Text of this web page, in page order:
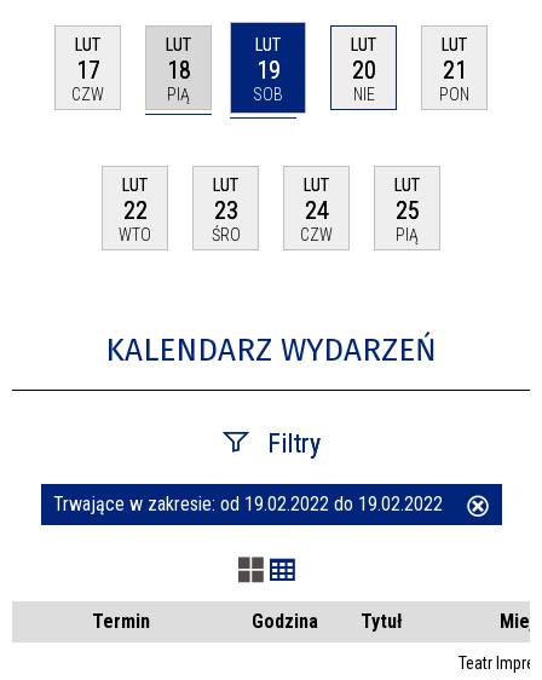
LUT
17
CZW
LUT
18
PIĄ
LUT
19
SOB
LUT
20
NIE
LUT
21
PON
LUT
22
WTO
LUT
23
ŚRO
LUT
24
CZW
LUT
25
PIĄ
KALENDARZ WYDARZEŃ
Filtry
Szukana fraza
Kategoria
Trwające w zakresie: od 19.02.2022 do 19.02.2022
Termin Godzina Tytuł
Teatr